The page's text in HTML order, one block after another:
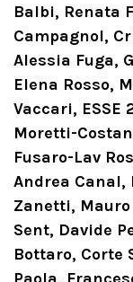
Balbi, Renata
Campagnol,
Alessia Fuga,
Elena Rosso,
Vaccari,
Moretti-
Fusaro-Lav
Andrea
Zanetti,
Sent, Davide
Bottaro, Corte